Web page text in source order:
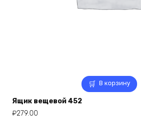
В корзину
Ящик вещевой 452
₽279.00